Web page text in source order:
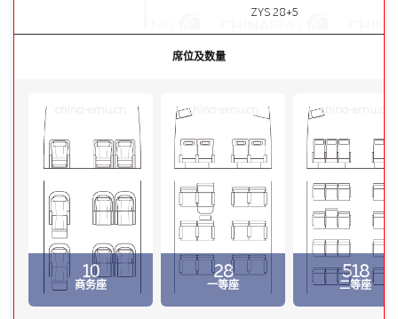
ZYS 28+5
席位及数量
10
商务座
28
一等座
china-emu.cn
518
二等座
china-emu.cn